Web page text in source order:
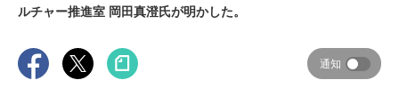
ルチャー推進室 岡田真澄氏が明かした。
通知